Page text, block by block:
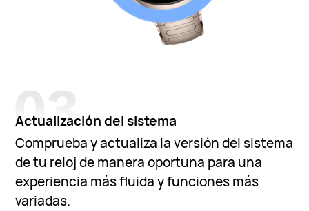
Actualización del sistema
Comprueba y actualiza la versión del sistema
de tu reloj de manera oportuna para una
experiencia más fluida y funciones más
variadas.